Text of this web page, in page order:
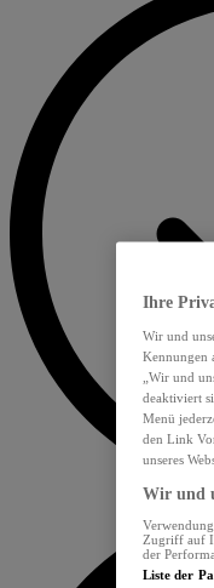
Ihre
Wir und
Kennungen
„Wir und
deaktiviert
Menü
den Link
unseres
Wir und
Zugriff auf
der
Liste der